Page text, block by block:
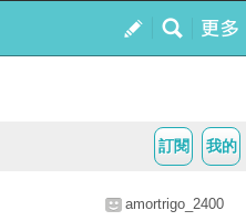
我的
訂閱
amortrigo_2400